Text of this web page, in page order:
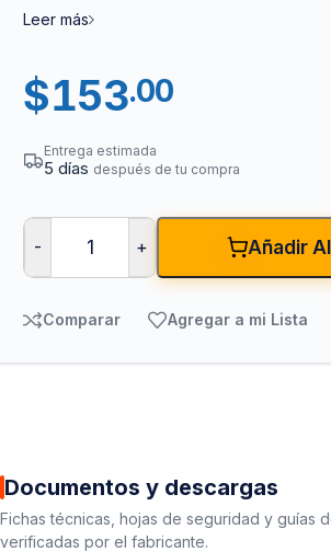
Leer más
$153.00
Entrega estimada
5 días después de tu compra
- + Añadir
Comparar Agregar a mi Lista
Documentos y descargas
Fichas técnicas, hojas de seguridad y guías
verificadas por el fabricante.